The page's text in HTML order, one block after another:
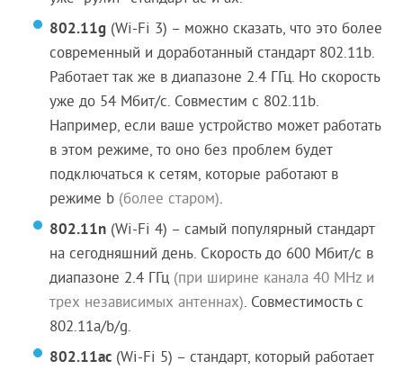
802.11g (Wi-Fi 3) – можно сказать, что это более
современный и доработанный стандарт 802.11b.
Работает так же в диапазоне 2.4 ГГц. Но скорость
уже до 54 Мбит/с. Совместим с 802.11b.
Например, если ваше устройство может работать
в этом режиме, то оно без проблем будет
подключаться к сетям, которые работают в
режиме b (более старом).
802.11n (Wi-Fi 4) – самый популярный стандарт
на сегодняшний день. Скорость до 600 Мбит/c в
диапазоне 2.4 ГГц (при ширине канала 40 MHz и
трех независимых антеннах). Совместимость с
802.11a/b/g.
802.11ac (Wi-Fi 5) – стандарт, который работает